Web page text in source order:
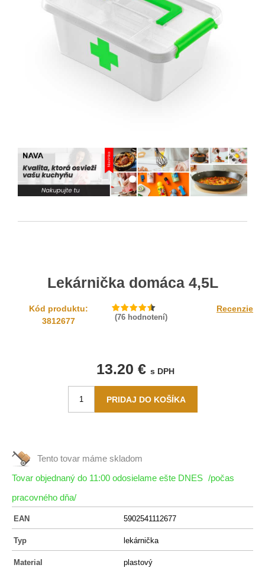
Lekárnička domáca 4,5L
Kód produktu:
3812677
(76hodnotení)
Recenzie
13.20 € s DPH
Tento tovar máme skladom
Tovar objednaný do 11:00 odosielame ešte DNES /počas
pracovného dňa/
EAN 5902541112677
Typ lekárnička
Material plastový